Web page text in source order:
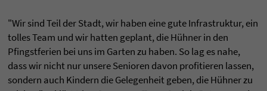
"Wir sind Teil der Stadt, wir haben eine gute Infrastruktur, ein
tolles Team und wir hatten geplant, die Hühner in den
Pfingstferien bei uns im Garten zu haben. So lag es nahe,
dass wir nicht nur unsere Senioren davon profitieren lassen,
sondern auch Kindern die Gelegenheit geben, die Hühner zu